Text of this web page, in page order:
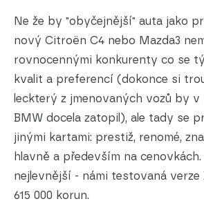
Ne že by "obyčejnější" auta jako
nový Citroën C4 nebo Mazda3
rovnocennými konkurenty co se
kvalit a preferencí (dokonce si
leckterý z jmenovaných vozů by
BMW docela zatopil), ale tady se
jinými kartami: prestiž, renomé,
hlavně a především na
nejlevnější - námi testovaná verze
615 000 korun.